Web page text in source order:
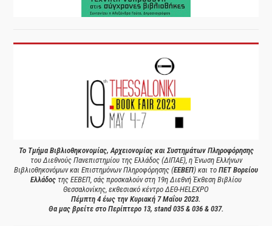
Το Τμήμα Βιβλιοθηκονομίας, Αρχειονομίας και Συστημάτων Πληροφόρησης
του Διεθνούς Πανεπιστημίου της Ελλάδος (ΔΙΠΑΕ), η Ένωση Ελλήνων
Βιβλιοθηκονόμων και Επιστημόνων Πληροφόρησης (ΕΕΒΕΠ) και το ΠΕΤ Βορείου
Ελλάδος της ΕΕΒΕΠ, σάς προσκαλούν στη 19η Διεθνή Έκθεση Βιβλίου
Θεσσαλονίκης, εκθεσιακό κέντρο ΔΕΘ-HELEXPO
Πέμπτη 4 έως την Κυριακή 7 Μαΐου 2023.
Θα μας βρείτε στο Περίπτερο 13, stand 035 & 036 & 037.